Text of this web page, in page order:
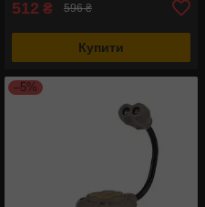
512 ₴ 596 ₴
Купити
–5%